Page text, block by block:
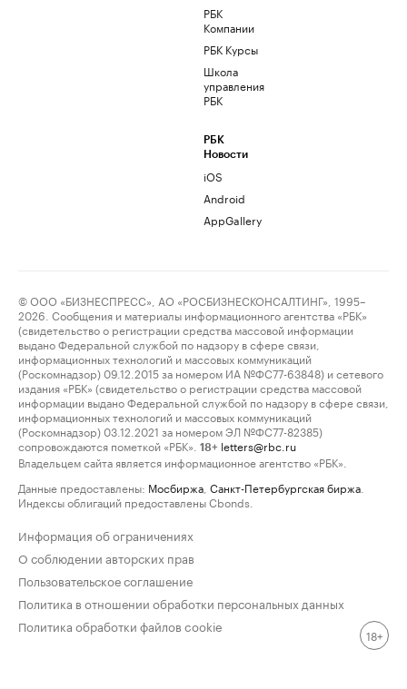
РБК
Компании
РБК Курсы
Школа
управления
РБК
РБК
Новости
iOS
Android
AppGallery
© ООО «БИЗНЕСПРЕСС», АО «РОСБИЗНЕСКОНСАЛТИНГ», 1995–
2026. Сообщения и материалы информационного агентства «РБК»
(свидетельство о регистрации средства массовой информации
выдано Федеральной службой по надзору в сфере связи,
информационных технологий и массовых коммуникаций
(Роскомнадзор) 09.12.2015 за номером ИА №ФС77-63848) и сетевого
издания «РБК» (свидетельство о регистрации средства массовой
информации выдано Федеральной службой по надзору в сфере связи,
информационных технологий и массовых коммуникаций
(Роскомнадзор) 03.12.2021 за номером ЭЛ №ФС77-82385)
сопровождаются пометкой «РБК».
18+ letters@rbc.ru
Владельцем сайта является информационное агентство «РБК».
Данные предоставлены: Мосбиржа Санкт-Петербургская биржа
Индексы облигаций предоставлены Cbonds.
Информация об ограничениях
О соблюдении авторских прав
Пользовательское соглашение
Политика в отношении обработки персональных данных
Политика обработки файлов cookie
18+